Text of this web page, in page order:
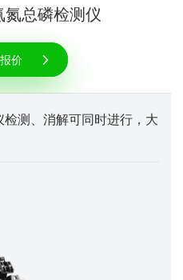
总磷检测仪
价
测、消解可同时进行，大